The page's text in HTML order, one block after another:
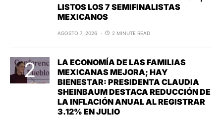
LISTOS LOS 7 SEMIFINALISTAS
MEXICANOS
AGOSTO 7, 2026 2 MINUTE READ
LA ECONOMÍA DE LAS FAMILIAS
MEXICANAS MEJORA; HAY
BIENESTAR: PRESIDENTA CLAUDIA
SHEINBAUM DESTACA REDUCCIÓN DE
LA INFLACIÓN ANUAL AL REGISTRAR
3.12% EN JULIO